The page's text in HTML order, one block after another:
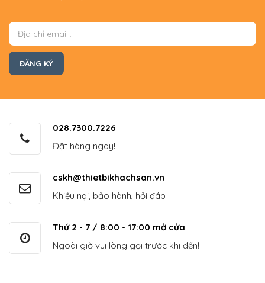
028.7300.7226
Đặt hàng ngay!
cskh@thietbikhachsan.vn
Khiếu nại, bảo hành, hỏi đáp
Thứ 2 - 7 / 8:00 - 17:00 mở cửa
Ngoài giờ vui lòng gọi trước khi đến!